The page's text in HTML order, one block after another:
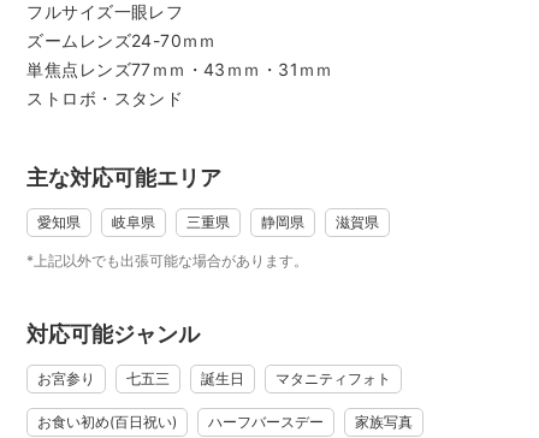
その一方で、野外のロケーションフォトの場合、
天候によって光の雰囲気は変わってきて、時には突風で髪の
毛が吹き飛ばされてしまったりすることもあって
表情は何割増しにもなること間違いなし。
セットプランで何万円もするアルバムがついていたりと
お手軽な価格でロケ撮を依頼することは難しいです。
写真館では思い出に残る立派なフォトアルバムを販売してい
フルサイズ一眼レフ
ズームレンズ24-70ｍｍ
単焦点レンズ77ｍｍ・43ｍｍ・31ｍｍ
ストロボ・スタンド
主な対応可能エリア
愛知県 岐阜県 三重県 静岡県 滋賀県
*上記以外でも出張可能な場合があります。
対応可能ジャンル
お宮参り 七五三 誕生日 マタニティフォト
お食い初め(百日祝い) ハーフバースデー 家族写真